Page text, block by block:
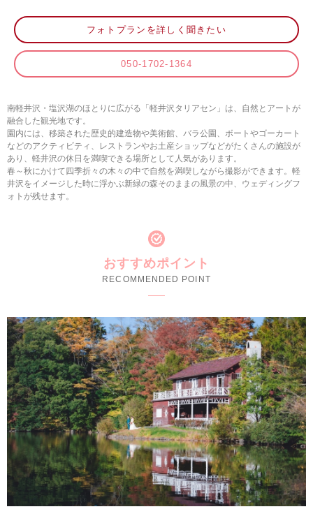
フォトプランを詳しく聞きたい
050-1702-1364
南軽井沢・塩沢湖のほとりに広がる「軽井沢タリアセン」は、自然とアートが
融合した観光地です。
園内には、移築された歴史的建造物や美術館、バラ公園、ボートやゴーカート
などのアクティビティ、レストランやお土産ショップなどがたくさんの施設が
あり、軽井沢の休日を満喫できる場所として人気があります。
春～秋にかけて四季折々の木々の中で自然を満喫しながら撮影ができます。軽
井沢をイメージした時に浮かぶ新緑の森そのままの風景の中、ウェディングフ
ォトが残せます。
おすすめポイント
RECOMMENDED POINT